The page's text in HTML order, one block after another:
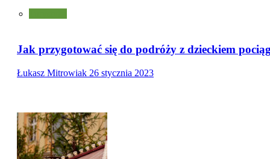
Jak przygotować się do podróży z dzieckiem
Łukasz Mitrowiak 26 stycznia 2023